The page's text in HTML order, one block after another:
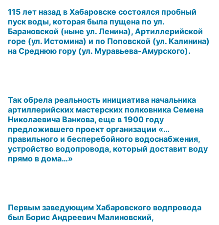
115 лет назад в Хабаровске состоялся пробный
пуск воды, которая была пущена по ул.
Барановской (ныне ул. Ленина), Артиллерийской
горе (ул. Истомина) и по Поповской (ул. Калинина)
на Среднюю гору (ул. Муравьева-Амурского).
Так обрела реальность инициатива начальника
артиллерийских мастерских полковника Семена
Николаевича Ванкова, еще в 1900 году
предложившего проект организации «…
правильного и бесперебойного водоснабжения,
устройство водопровода, который доставит воду
прямо в дома…»
Первым заведующим Хабаровского водпровода
был Борис Андреевич Малиновский,